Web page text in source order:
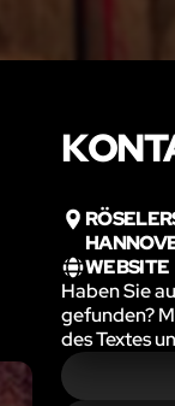
WEBSITE
Haben Sie
gefunden?
des Textes